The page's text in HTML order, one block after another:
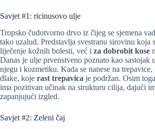
Savjet #1: ricinusovo ulje
Tropsko čudotvorno drvo iz čijeg se sjemena
tako uzalud. Predstavlja svestranu sirovinu koja
liječenje kožnih bolesti, već i za dobrobit kose
Danas je ulje prvenstveno poznato kao sastojak
njegu i kozmetiku. Kada se nanese na
dlake, koje rast trepavica je podržan. Osim
ima pozitivan učinak na strukturu cilija, dajući
zapanjujući izgled.
Savjet #2: Zeleni čaj